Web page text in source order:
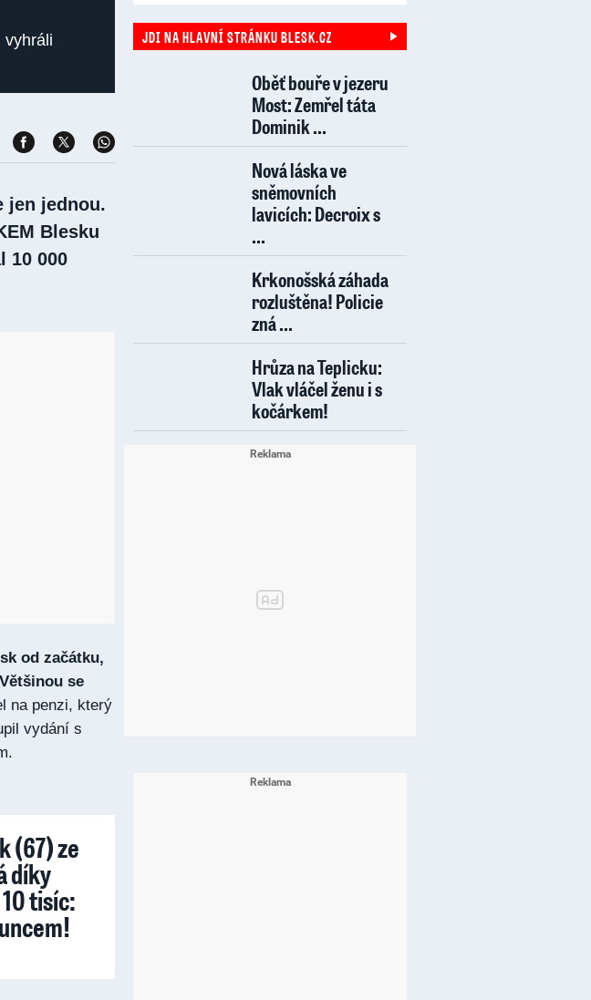
vyhráli
jen jednou.
Blesku
10 000
od začátku,
se
na penzi, který
vydání s
(67) ze
díky
tisíc:
JDI NA HLAVNÍ STRÁNKU BLESK.CZ
Oběť bouře v jezeru
Most: Zemřel táta
Dominik ...
Nová láska ve
sněmovních
lavicích: Decroix s
...
Krkonošská záhada
rozluštěna! Policie
zná ...
Hrůza na Teplicku:
Vlak vláčel ženu i s
kočárkem!